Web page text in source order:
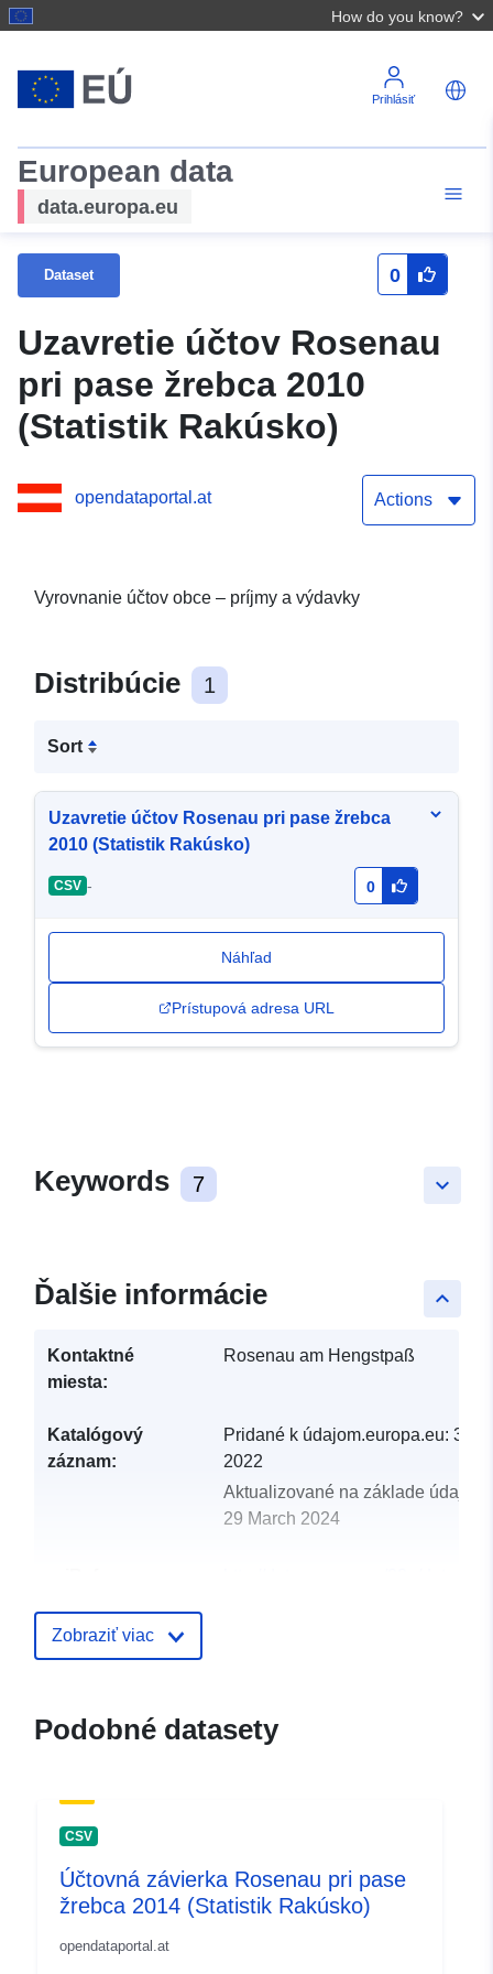
How do you know?
Prihlásiť
European data
data.europa.eu
Dataset 0
Uzavretie účtov Rosenau
pri pase žrebca 2010
(Statistik Rakúsko)
opendataportal.at Actions
Vyrovnanie účtov obce – príjmy a výdavky
Distribúcie 1
Sort
Uzavretie účtov Rosenau pri pase žrebca
2010 (Statistik Rakúsko)
CSV - 0
Náhľad
Prístupová adresa URL
keyboard_arrow_down
Keywords 7
keyboard_arrow_up
Ďalšie informácie
Kontaktné
miesta:
Rosenau am Hengstpaß
Katalógový
záznam:
Pridané k údajom.europa.eu: 30
2022
Aktualizované na základe
29 March 2024
Zobraziť viac
Podobné datasety
CSV
Účtovná závierka Rosenau pri pase
žrebca 2014 (Statistik Rakúsko)
opendataportal.at